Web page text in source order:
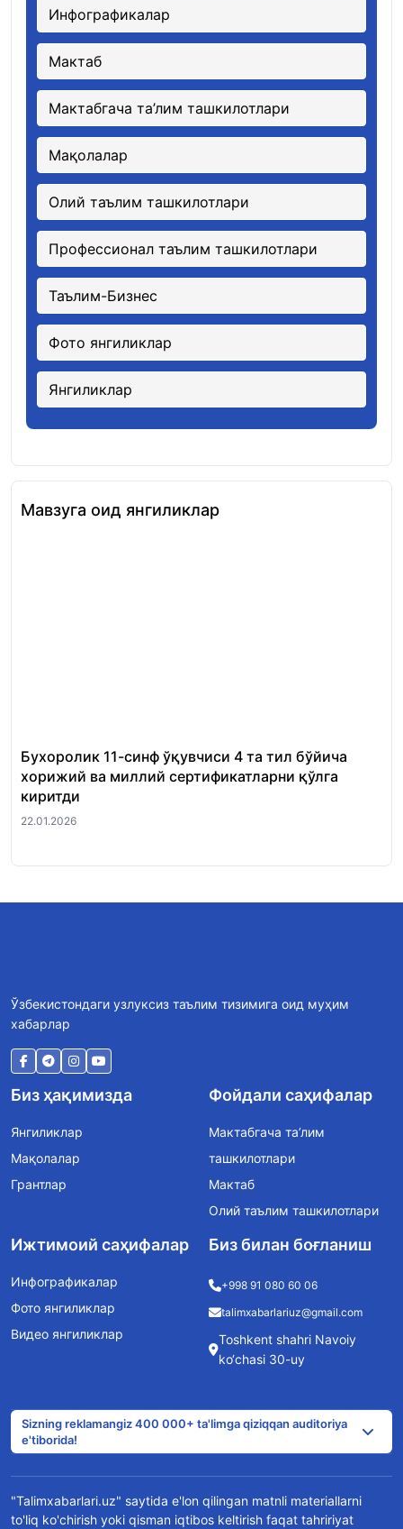
Инфографикалар
Мактаб
Мактабгача та’лим ташкилотлари
Мақолалар
Олий таълим ташкилотлари
Профессионал таълим ташкилотлари
Таълим-Бизнес
Фото янгиликлар
Янгиликлар
Мавзуга оид янгиликлар
Бухоролик 11-синф ўқувчиси 4 та тил бўйича
хорижий ва миллий сертификатларни қўлга
киритди
22.01.2026
Ўзбекистондаги узлуксиз таълим тизимига оид муҳим
хабарлар
Биз ҳақимизда
Янгиликлар
Мақолалар
Грантлар
Фойдали саҳифалар
Мактабгача та’лим
ташкилотлари
Мактаб
Олий таълим ташкилотлари
Ижтимоий саҳифалар
Инфографикалар
Фото янгиликлар
Видео янгиликлар
Биз билан боғланиш
+998 91 080 60 06
talimxabarlariuz@gmail.com
Toshkent shahri Navoiy
ko‘chasi 30-uy
Sizning reklamangiz 400 000+ ta'limga qiziqqan auditoriya
e'tiborida!
"Talimxabarlari.uz" saytida e'lon qilingan matnli materiallarni
to'liq ko'chirish yoki qisman iqtibos keltirish faqat tahririyat